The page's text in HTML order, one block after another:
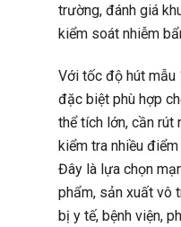
trường, đánh giá
kiểm soát nhiễm
Với tốc độ hút
đặc biệt phù hợp
thể tích lớn, cần rút
kiểm tra nhiều
Đây là lựa chọn
phẩm, sản xuất vô
bị y tế, bệnh viện,